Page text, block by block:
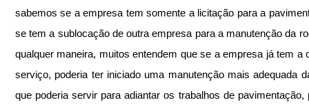
sabemos se a empresa tem somente a licitação para a
se tem a sublocação de outra empresa para a manutenção da
qualquer maneira, muitos entendem que se a empresa já tem a
serviço, poderia ter iniciado uma manutenção mais adequada
que poderia servir para adiantar os trabalhos de pavimentação,